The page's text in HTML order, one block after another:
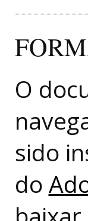
O
sido
do